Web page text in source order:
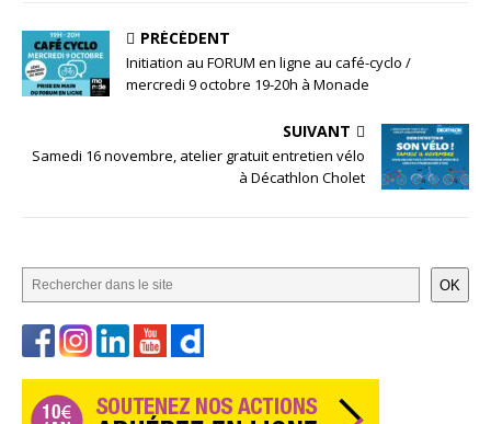
PRÉCÉDENT
Initiation au FORUM en ligne au café-cyclo /
mercredi 9 octobre 19-20h à Monade
SUIVANT
Samedi 16 novembre, atelier gratuit entretien vélo
à Décathlon Cholet
OK